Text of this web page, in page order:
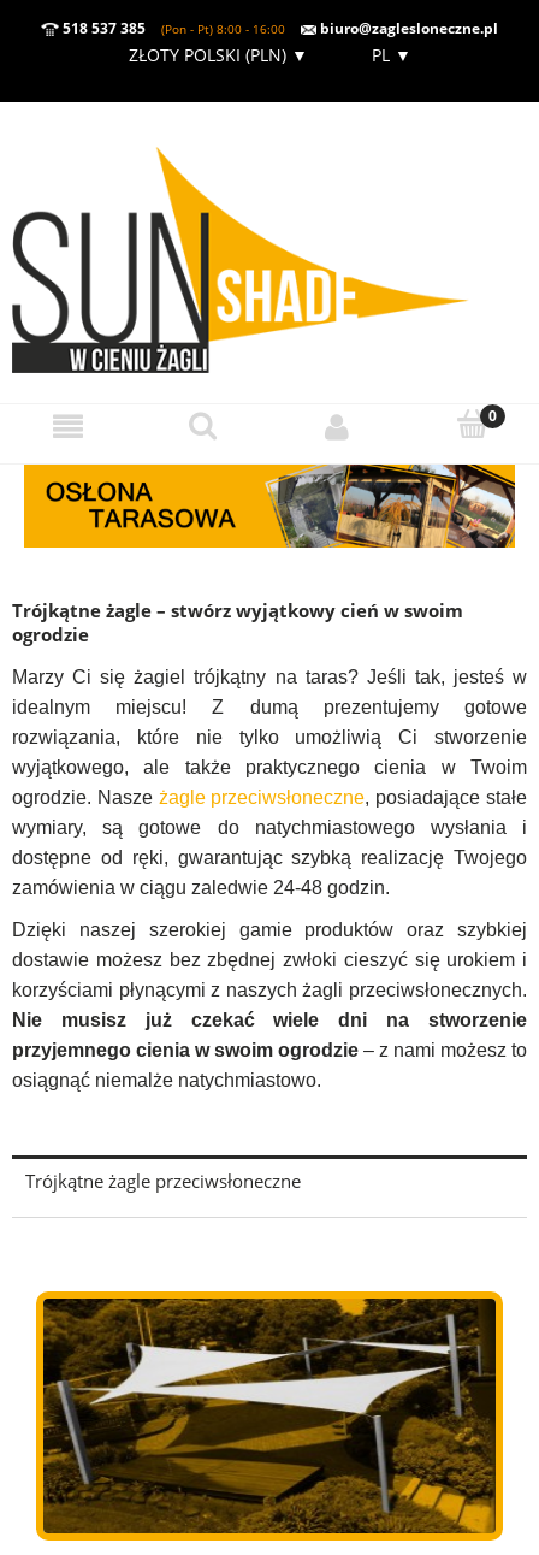
518 537 385 (Pon - Pt) 8:00 - 16:00 biuro@zaglesloneczne.pl
ZŁOTY POLSKI (PLN)▼ PL ▼
Trójkątne żagle – stwórz wyjątkowy cień w swoim
ogrodzie
Marzy Ci się żagiel trójkątny na taras? Jeśli tak, jesteś w
idealnym miejscu! Z dumą prezentujemy gotowe
rozwiązania, które nie tylko umożliwią Ci stworzenie
wyjątkowego, ale także praktycznego cienia w Twoim
ogrodzie. Nasze żagle przeciwsłoneczne, posiadające stałe
wymiary, są gotowe do natychmiastowego wysłania i
dostępne od ręki, gwarantując szybką realizację Twojego
zamówienia w ciągu zaledwie 24-48 godzin.
Dzięki naszej szerokiej gamie produktów oraz szybkiej
dostawie możesz bez zbędnej zwłoki cieszyć się urokiem i
korzyściami płynącymi z naszych żagli przeciwsłonecznych.
Nie musisz już czekać wiele dni na stworzenie
przyjemnego cienia w swoim ogrodzie – z nami możesz to
osiągnąć niemalże natychmiastowo.
Trójkątne żagle przeciwsłoneczne